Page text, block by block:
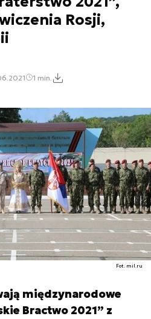
Rosji,
1 min.
Fot. mil.ru
międzynarodowe
Bractwo 2021” z